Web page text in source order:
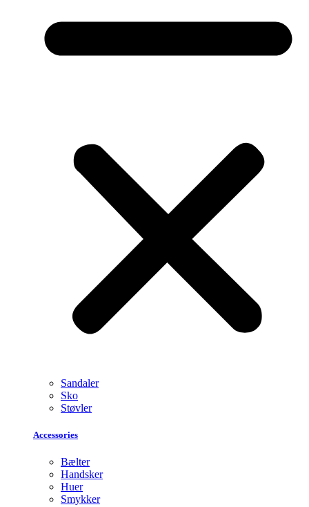
Sandaler
Sko
Støvler
Accessories
Bælter
Handsker
Huer
Smykker